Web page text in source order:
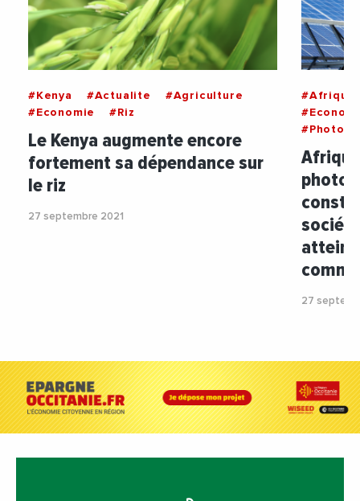
#Kenya #Actualite
#Agriculture
#Economie
#Riz
Le Kenya augmente encore
fortement sa dépendance sur
le riz
27 septembre 2021
atteint
27